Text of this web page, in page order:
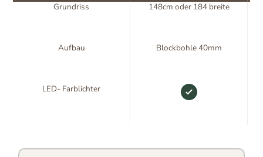
Grundriss 148cm oder 184 breite
Aufbau Blockbohle 40mm
LED- Farblichter